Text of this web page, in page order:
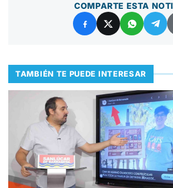
COMPARTE ESTA
TAMBIÉN TE PUEDE INTERESAR